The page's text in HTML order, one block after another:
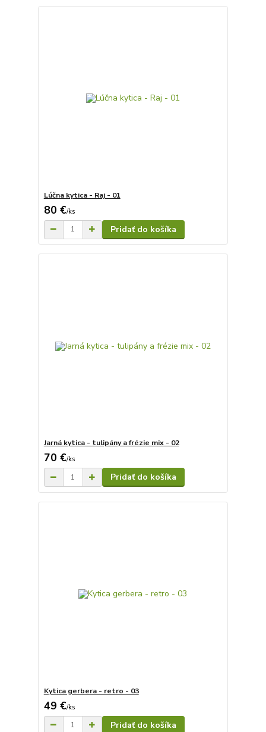
Lúčna kytica - Raj - 01
80 €/ks
Pridať do košíka
Jarná kytica - tulipány a frézie mix - 02
70 €/ks
Pridať do košíka
Kytica gerbera - retro - 03
49 €/ks
Pridať do košíka